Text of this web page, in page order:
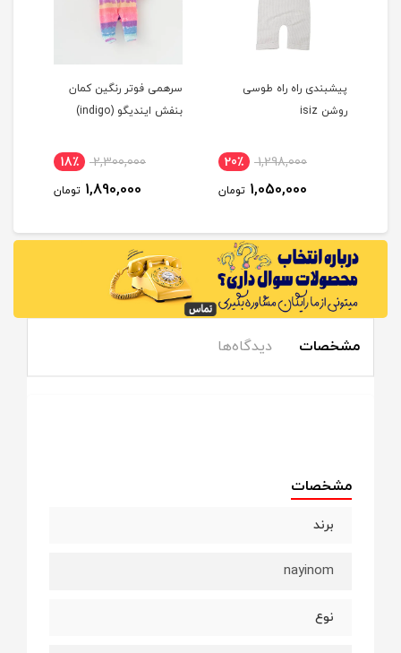
پیشبندی راه راه طوسی
روشن isiz
1,298,000 20٪
1,050,000 تومان
سرهمی فوتر رنگین کمان
بنفش ایندیگو (indigo)
2,300,000 18٪
1,890,000 تومان
مشخصات دیدگاه‌ها
مشخصات
برند
nayinom
نوع